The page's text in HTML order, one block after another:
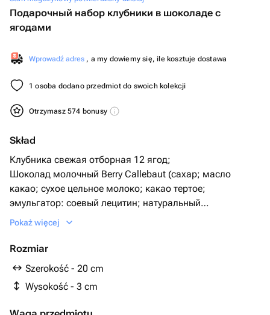
Подарочный набор клубники в шоколаде с
ягодами
Wprowadź adres , a my dowiemy się, ile kosztuje dostawa
1 osoba dodano przedmiot do swoich kolekcji
Otrzymasz 574 bonusy
Skład
Клубника свежая отборная 12 ягод;
Шоколад молочный Berry Callebaut (сахар; масло
какао; сухое цельное молоко; какао тертое;
эмульгатор: соевый лецитин; натуральный
ароматизатор: ваниль);
Голубика целая
Упаковка:
Коробка с прозрачной крышкой;
Pokaż więcej
Rozmiar
Szerokość - 20 cm
Wysokość - 3 cm